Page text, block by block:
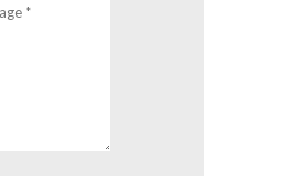
*